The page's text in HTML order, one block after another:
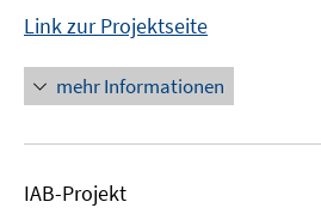
Link zur Projektseite
mehr Informationen
IAB-Projekt